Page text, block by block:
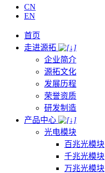
CN
EN
首页
走进源拓
企业简介
源拓文化
发展历程
荣誉资质
研发制造
产品中心
光电模块
百兆光模块
千兆光模块
万兆光模块